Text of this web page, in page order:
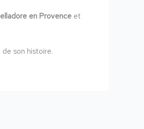
en Provence et
son histoire.